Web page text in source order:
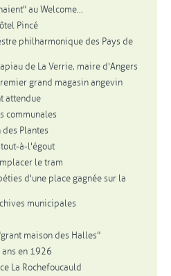
au Welcome...
Pincé
philharmonique des Pays de
de La Verrie, maire d'Angers
grand magasin angevin
attendue
communales
Plantes
à-l'égout
le tram
d'une place gagnée sur la
municipales
maison des Halles"
en 1926
La Rochefoucauld